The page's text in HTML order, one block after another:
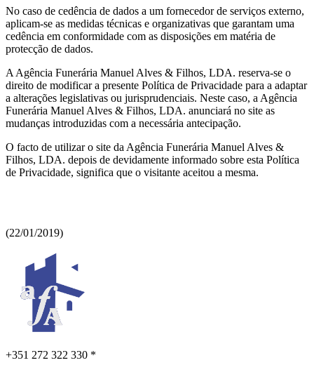
No caso de cedência de dados a um fornecedor de serviços externo,
aplicam-se as medidas técnicas e organizativas que garantam uma
cedência em conformidade com as disposições em matéria de
protecção de dados.
A Agência Funerária Manuel Alves & Filhos, LDA. reserva-se o
direito de modificar a presente Política de Privacidade para a adaptar
a alterações legislativas ou jurisprudenciais. Neste caso, a Agência
Funerária Manuel Alves & Filhos, LDA. anunciará no site as
mudanças introduzidas com a necessária antecipação.
O facto de utilizar o site da Agência Funerária Manuel Alves &
Filhos, LDA. depois de devidamente informado sobre esta Política
de Privacidade, significa que o visitante aceitou a mesma.
(22/01/2019)
+351 272 322 330 *